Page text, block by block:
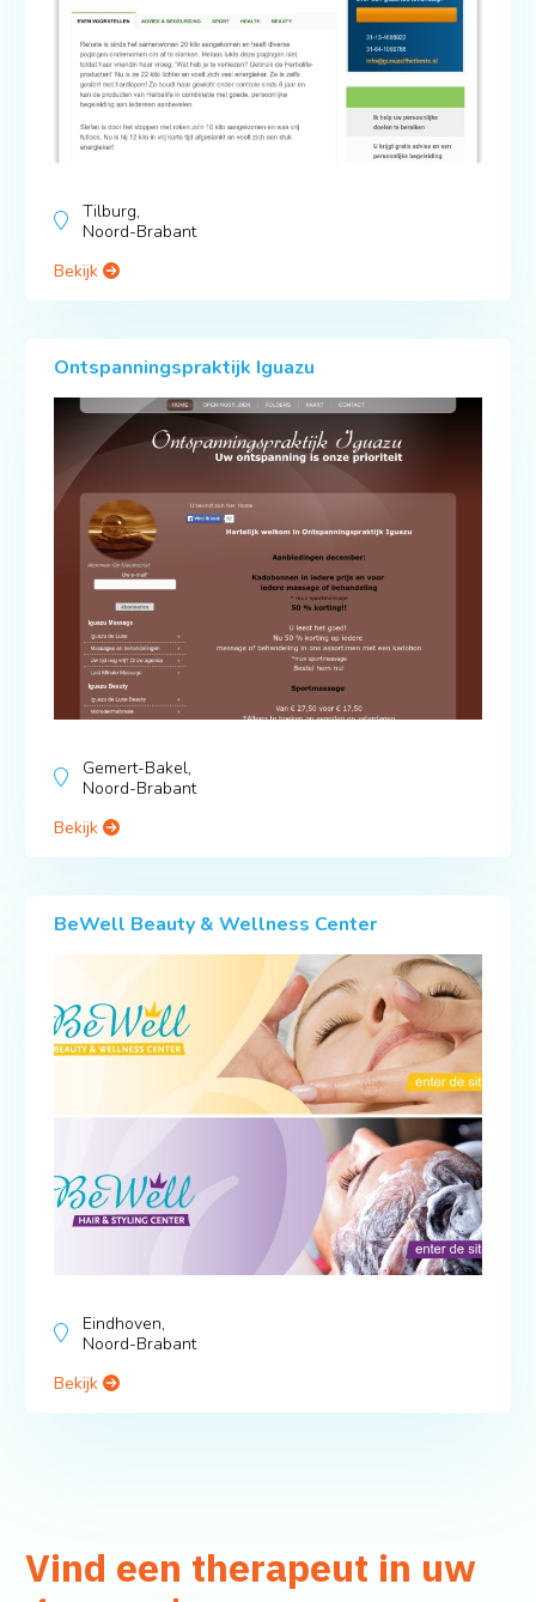
Tilburg,
Noord-Brabant
Bekijk
Ontspanningspraktijk Iguazu
Gemert-Bakel,
Noord-Brabant
Bekijk
BeWell Beauty & Wellness Center
Eindhoven,
Noord-Brabant
Bekijk
Vind een therapeut in uw